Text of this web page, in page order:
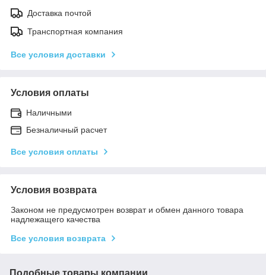
Доставка почтой
Транспортная компания
Все условия доставки
Условия оплаты
Наличными
Безналичный расчет
Все условия оплаты
Условия возврата
Законом не предусмотрен возврат и обмен данного товара
надлежащего качества
Все условия возврата
Подобные товары компании